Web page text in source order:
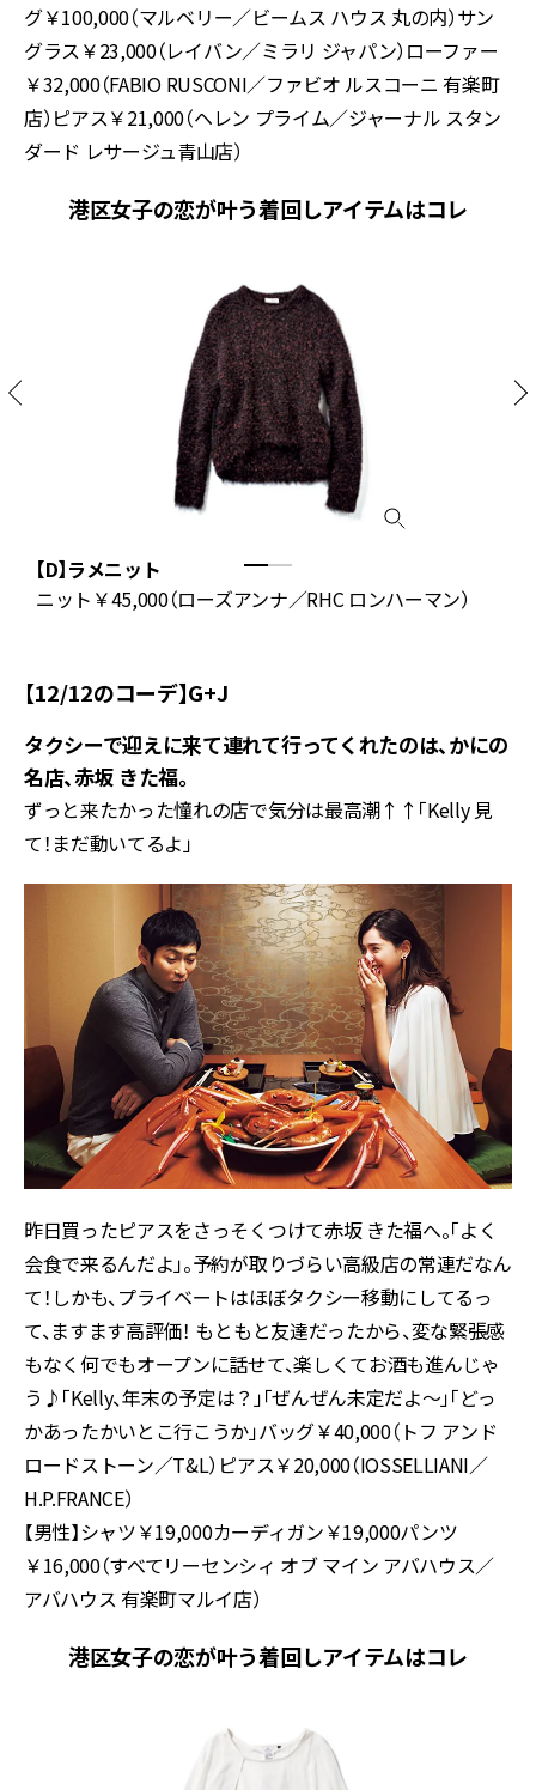
グ￥100,000（マルベリー／ビームス ハウス 丸の内）サン
グラス￥23,000（レイバン／ミラリ ジャパン）ローファー
￥32,000（FABIO RUSCONI／ファビオ ルスコーニ 有楽町
店）ピアス￥21,000（ヘレン プライム／ジャーナル スタン
ダード レサージュ青山店）
港区女子の恋が叶う着回しアイテムはコレ
【D】ラメニット
ニット￥45,000（ローズアンナ／RHC ロンハーマン）
【12/12のコーデ】G+J
タクシーで迎えに来て連れて行ってくれたのは、かにの
名店、赤坂 きた福。
ずっと来たかった憧れの店で気分は最高潮↑↑「Kelly 見
て！まだ動いてるよ」
昨日買ったピアスをさっそくつけて赤坂 きた福へ。「よく
会食で来るんだよ」。予約が取りづらい高級店の常連だなん
て！しかも、プライベートはほぼタクシー移動にしてるっ
て、ますます高評価！ もともと友達だったから、変な緊張感
もなく何でもオープンに話せて、楽しくてお酒も進んじゃ
う♪「Kelly、年末の予定は？」「ぜんぜん未定だよ～」「どっ
かあったかいとこ行こうか」バッグ￥40,000（トフ アンド
ロードストーン／T&L）ピアス￥20,000（IOSSELLIANI／
H.P.FRANCE）
【男性】シャツ￥19,000カーディガン￥19,000パンツ
￥16,000（すべてリーセンシィ オブ マイン アバハウス／
アバハウス 有楽町マルイ店）
港区女子の恋が叶う着回しアイテムはコレ